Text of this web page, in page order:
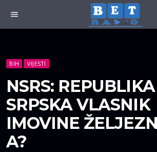
menu
BIH VIJESTI
NSRS: REPUBLIKA
SRPSKA VLASNIK
IMOVINE
A?